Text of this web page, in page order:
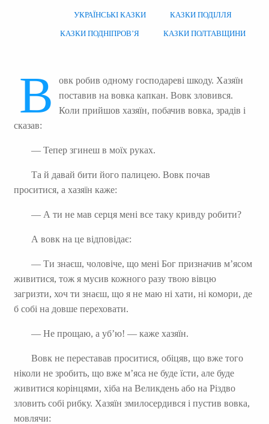
УКРАЇНСЬКІ КАЗКИ КАЗКИ ПОДІЛЛЯ
КАЗКИ ПОДНІПРОВ’Я КАЗКИ ПОЛТАВЩИНИ
В
овк робив одному господареві шкоду. Хазяїн
поставив на вовка капкан. Вовк зловився.
Коли прийшов хазяїн, побачив вовка, зрадів і
сказав:
— Тепер згинеш в моїх руках.
Та й давай бити його палицею. Вовк почав
проситися, а хазяїн каже:
— А ти не мав серця мені все таку кривду робити?
А вовк на це відповідає:
— Ти знаєш, чоловіче, що мені Бог призначив м’ясом
живитися, тож я мусив кожного разу твою вівцю
загризти, хоч ти знаєш, що я не маю ні хати, ні комори, де
б собі на довше переховати.
— Не прощаю, а уб’ю! — каже хазяїн.
Вовк не переставав проситися, обіцяв, що вже того
ніколи не зробить, що вже м’яса не буде їсти, але буде
живитися корінцями, хіба на Великдень або на Різдво
зловить собі рибку. Хазяїн змилосердився і пустив вовка,
мовлячи: